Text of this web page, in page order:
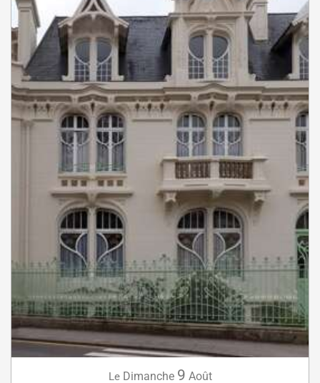
Le Dimanche 9 Août